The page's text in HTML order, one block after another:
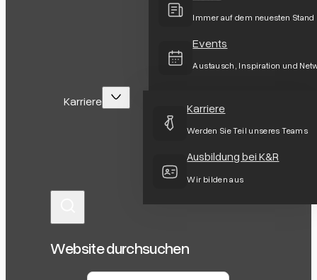
Immer auf dem neuesten Stand
Events
Austausch, Inspiration und
Karriere Karriere
Werden Sie Teil unseres Teams
Ausbildung bei K&R
Wir bilden aus
Website durchsuchen